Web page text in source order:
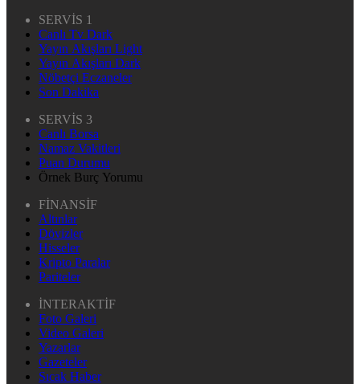
SERVİS 1
Canlı Tv Dark
Yayın Akışları Light
Yayın Akışları Dark
Nöbetçi Eczaneler
Son Dakika
SERVİS 3
Canlı Borsa
Namaz Vakitleri
Puan Durumu
Örnek Burç Yorumu
FİNANSİF
Altınlar
Dövizler
Hisseler
Kripto Paralar
Pariteler
İNTERAKTİF
Foto Galeri
Video Galeri
Yazarlar
Gazeteler
Sıcak Haber